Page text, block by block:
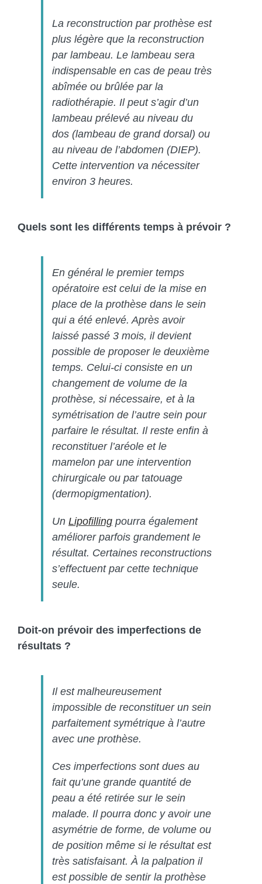
La reconstruction par prothèse est
plus légère que la reconstruction
par lambeau. Le lambeau sera
indispensable en cas de peau très
abîmée ou brûlée par la
radiothérapie. Il peut s’agir d’un
lambeau prélevé au niveau du
dos (lambeau de grand dorsal) ou
au niveau de l’abdomen (DIEP).
Cette intervention va nécessiter
environ 3 heures.
Quels sont les différents temps à prévoir ?
En général le premier temps
opératoire est celui de la mise en
place de la prothèse dans le sein
qui a été enlevé. Après avoir
laissé passé 3 mois, il devient
possible de proposer le deuxième
temps. Celui-ci consiste en un
changement de volume de la
prothèse, si nécessaire, et à la
symétrisation de l’autre sein pour
parfaire le résultat. Il reste enfin à
reconstituer l’aréole et le
mamelon par une intervention
chirurgicale ou par tatouage
(dermopigmentation).
Un Lipofilling pourra également
améliorer parfois grandement le
résultat. Certaines reconstructions
s’effectuent par cette technique
seule.
Doit-on prévoir des imperfections de
résultats ?
Il est malheureusement
impossible de reconstituer un sein
parfaitement symétrique à l’autre
avec une prothèse.
Ces imperfections sont dues au
fait qu’une grande quantité de
peau a été retirée sur le sein
malade. Il pourra donc y avoir une
asymétrie de forme, de volume ou
de position même si le résultat est
très satisfaisant. À la palpation il
est possible de sentir la prothèse